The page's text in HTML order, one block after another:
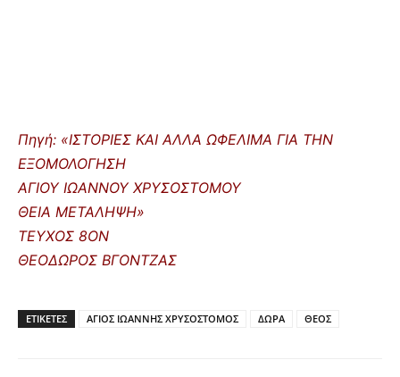
Πηγή: «ΙΣΤΟΡΙΕΣ ΚΑΙ ΑΛΛΑ ΩΦΕΛΙΜΑ ΓΙΑ ΤΗΝ
ΕΞΟΜΟΛΟΓΗΣΗ
ΑΓΙΟΥ ΙΩΑΝΝΟΥ ΧΡΥΣΟΣΤΟΜΟΥ
ΘΕΙΑ ΜΕΤΑΛΗΨΗ»
ΤΕΥΧΟΣ 8ΟΝ
ΘΕΟΔΩΡΟΣ ΒΓΟΝΤΖΑΣ
ΕΤΙΚΕΤΕΣ ΑΓΙΟΣ ΙΩΑΝΝΗΣ ΧΡΥΣΟΣΤΟΜΟΣ ΔΩΡΑ ΘΕΟΣ